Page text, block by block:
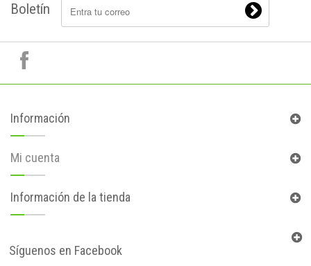
Boletín
Información
Mi cuenta
Información de la tienda
Síguenos en Facebook